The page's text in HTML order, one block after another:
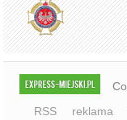
RSS
reklama